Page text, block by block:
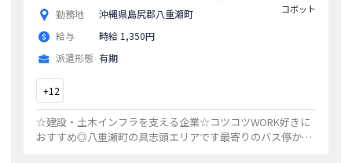
勤務地
沖縄県島尻郡八重瀬町
給与
時給 1,350円
派遣形態 有期
コボット
+12
☆建設・土木インフラを支える企業☆コツコツWORK好きに
おすすめ◎八重瀬町の具志頭エリアです最寄りのバス停から